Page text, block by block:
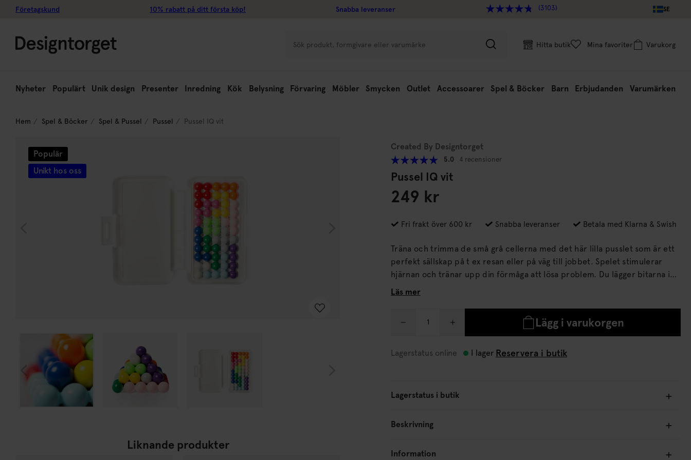
Företagskund 10% rabatt på ditt första köp! Snabba leveranser (3103) SE
Hitta butik Mina favoriter Varukorg
Nyheter Populärt Unik design Presenter Inredning Kök Belysning Förvaring Möbler Smycken Outlet Accessoarer Spel & Böcker Barn Erbjudanden Varumärken
Hem Spel & Böcker Spel & Pussel Pussel Pussel IQ vit
Populär
Unikt hos oss
Liknande produkter
Created By Designtorget
5.0 4 recensioner
Pussel IQ vit
249 kr
Fri frakt över 600 kr Snabba leveranser Betala med Klarna & Swish
Träna och trimma de små grå cellerna med det här lilla pusslet som är ett
perfekt sällskap på t ex resan eller på väg till jobbet. Spelet stimulerar
hjärnan och tränar upp din förmåga att lösa problem. Du lägger bitarna i
olika kombinationer, vilka är graderade i 10 olika nivåer, från förskolenivå
Läs mer
Lägg i varukorgen
Lagerstatus online I lager Reservera i butik
Lagerstatus i butik
Beskrivning
Information